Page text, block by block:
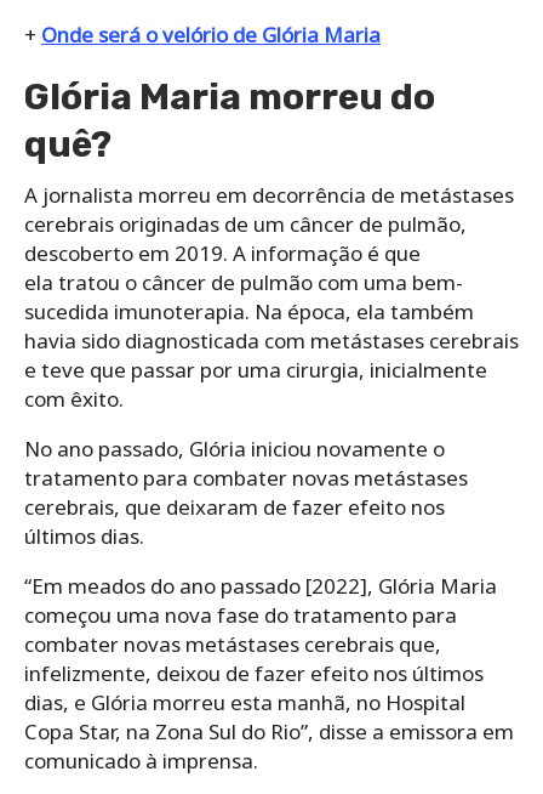
+ Onde será o velório de Glória Maria
Glória Maria morreu do
quê?
A jornalista morreu em decorrência de metástases
cerebrais originadas de um câncer de pulmão,
descoberto em 2019. A informação é que
ela tratou o câncer de pulmão com uma bem-
sucedida imunoterapia. Na época, ela também
havia sido diagnosticada com metástases cerebrais
e teve que passar por uma cirurgia, inicialmente
com êxito.
No ano passado, Glória iniciou novamente o
tratamento para combater novas metástases
cerebrais, que deixaram de fazer efeito nos
últimos dias.
“Em meados do ano passado [2022], Glória Maria
começou uma nova fase do tratamento para
combater novas metástases cerebrais que,
infelizmente, deixou de fazer efeito nos últimos
dias, e Glória morreu esta manhã, no Hospital
Copa Star, na Zona Sul do Rio”, disse a emissora em
comunicado à imprensa.